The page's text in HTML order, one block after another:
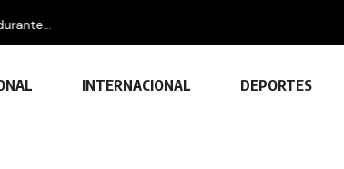
INTERNACIONAL DEPORTES